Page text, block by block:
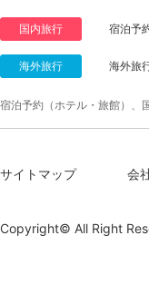
国内旅行 宿泊予
海外旅行 海外旅
宿泊予約（ホテル・旅館）、
サイトマップ 会
Copyright© All Right